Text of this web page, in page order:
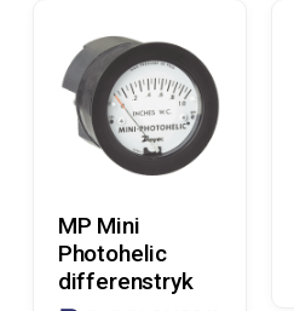
MP Mini
Photohelic
differenstryk